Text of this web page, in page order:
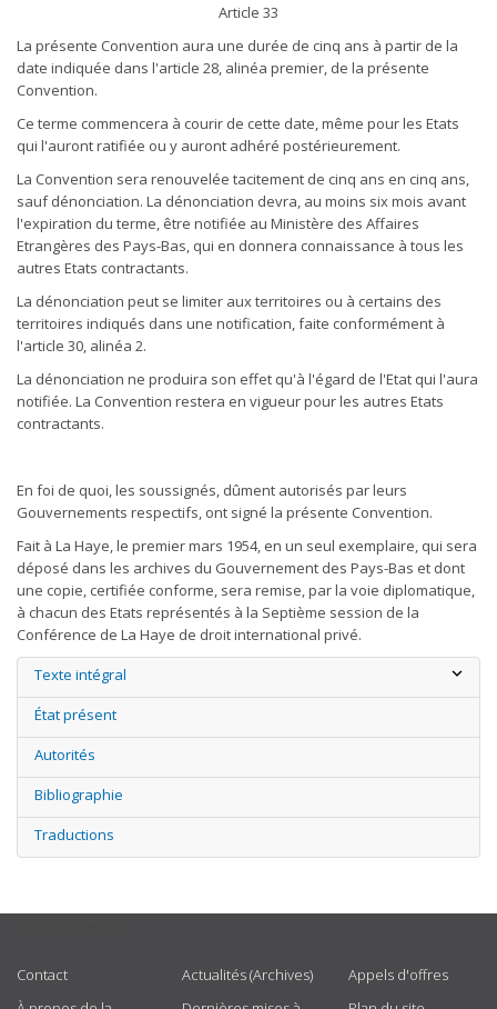
Article 33
La présente Convention aura une durée de cinq ans à partir de la
date indiquée dans l'article 28, alinéa premier, de la présente
Convention.
Ce terme commencera à courir de cette date, même pour les Etats
qui l'auront ratifiée ou y auront adhéré postérieurement.
La Convention sera renouvelée tacitement de cinq ans en cinq ans,
sauf dénonciation. La dénonciation devra, au moins six mois avant
l'expiration du terme, être notifiée au Ministère des Affaires
Etrangères des Pays-Bas, qui en donnera connaissance à tous les
autres Etats contractants.
La dénonciation peut se limiter aux territoires ou à certains des
territoires indiqués dans une notification, faite conformément à
l'article 30, alinéa 2.
La dénonciation ne produira son effet qu'à l'égard de l'Etat qui l'aura
notifiée. La Convention restera en vigueur pour les autres Etats
contractants.
En foi de quoi, les soussignés, dûment autorisés par leurs
Gouvernements respectifs, ont signé la présente Convention.
Fait à La Haye, le premier mars 1954, en un seul exemplaire, qui sera
déposé dans les archives du Gouvernement des Pays-Bas et dont
une copie, certifiée conforme, sera remise, par la voie diplomatique,
à chacun des Etats représentés à la Septième session de la
Conférence de La Haye de droit international privé.
Texte intégral
État présent
Autorités
Bibliographie
Traductions
Contact
Actualités (Archives)
Appels d'offres